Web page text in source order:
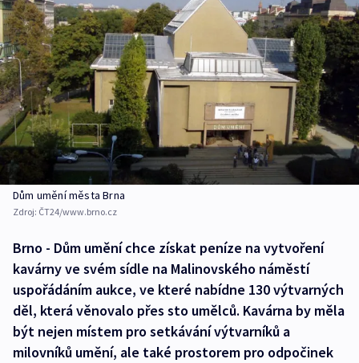
Dům umění města Brna
Zdroj: ČT24/www.brno.cz
Brno - Dům umění chce získat peníze na vytvoření
kavárny ve svém sídle na Malinovského náměstí
uspořádáním aukce, ve které nabídne 130 výtvarných
děl, která věnovalo přes sto umělců. Kavárna by měla
být nejen místem pro setkávání výtvarníků a
milovníků umění, ale také prostorem pro odpočinek